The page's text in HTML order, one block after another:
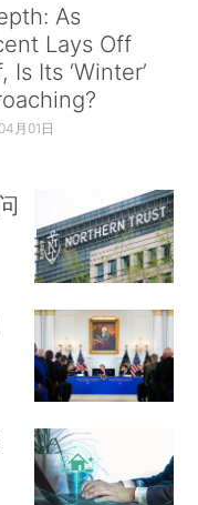
As
Lays Off
Is Its ‘Winter’
月01日